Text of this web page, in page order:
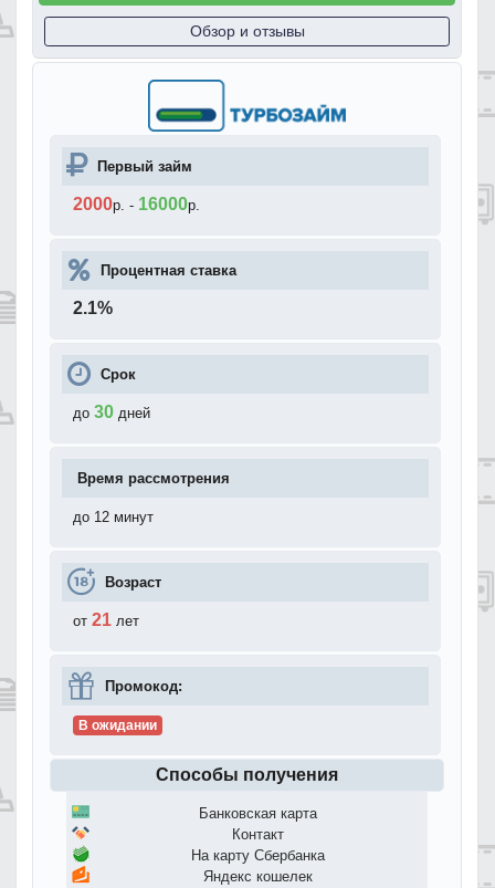
Обзор и отзывы
Первый займ
2000р. - 16000р.
Процентная ставка
2.1%
Срок
до 30 дней
Время рассмотрения
до 12 минут
Возраст
от 21 лет
Промокод:
В ожидании
Способы получения
Банковская карта
Контакт
На карту Сбербанка
Яндекс кошелек